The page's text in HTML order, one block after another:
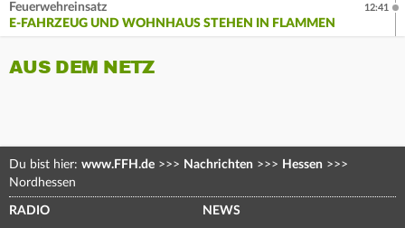
Feuerwehreinsatz
E-FAHRZEUG UND WOHNHAUS STEHEN IN FLAMMEN
12:41
AUS DEM NETZ
Du bist hier: www.FFH.de >>> Nachrichten >>> Hessen >>>
Nordhessen
RADIO NEWS